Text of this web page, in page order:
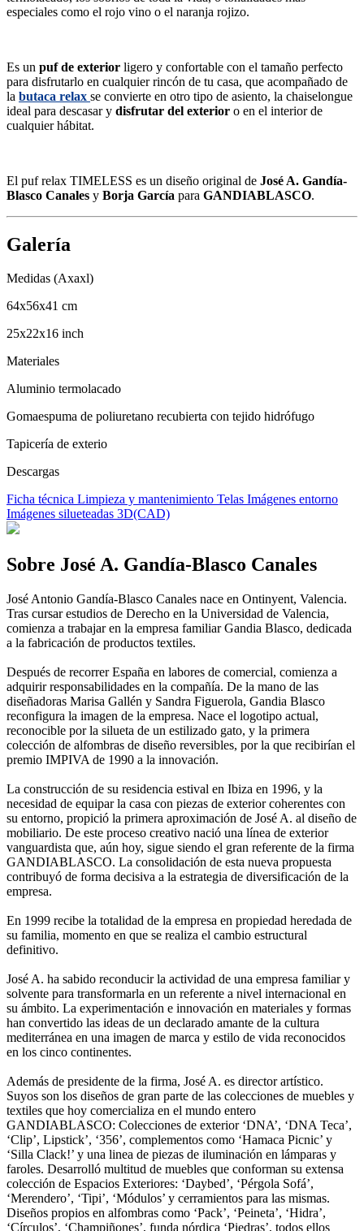
especiales como el rojo vino o el naranja rojizo.
Es un puf de exterior ligero y confortable con el tamaño perfecto
para disfrutarlo en cualquier rincón de tu casa, que acompañado de
la butaca relax se convierte en otro tipo de asiento, la chaiselongue
ideal para descasar y disfrutar del exterior o en el interior de
cualquier hábitat.
El puf relax TIMELESS es un diseño original de José A. Gandía-
Blasco Canales y Borja García para GANDIABLASCO.
Galería
Medidas (Axaxl)
64x56x41 cm
25x22x16 inch
Materiales
Aluminio termolacado
Gomaespuma de poliuretano recubierta con tejido hidrófugo
Tapicería de exterio
Descargas
Ficha técnica Limpieza y mantenimiento Telas Imágenes entorno
Imágenes silueteadas 3D(CAD)
Sobre José A. Gandía-Blasco Canales
José Antonio Gandía-Blasco Canales nace en Ontinyent, Valencia.
Tras cursar estudios de Derecho en la Universidad de Valencia,
comienza a trabajar en la empresa familiar Gandia Blasco, dedicada
a la fabricación de productos textiles.
Después de recorrer España en labores de comercial, comienza a
adquirir responsabilidades en la compañía. De la mano de las
diseñadoras Marisa Gallén y Sandra Figuerola, Gandia Blasco
reconfigura la imagen de la empresa. Nace el logotipo actual,
reconocible por la silueta de un estilizado gato, y la primera
colección de alfombras de diseño reversibles, por la que recibirían el
premio IMPIVA de 1990 a la innovación.
La construcción de su residencia estival en Ibiza en 1996, y la
necesidad de equipar la casa con piezas de exterior coherentes con
su entorno, propició la primera aproximación de José A. al diseño de
mobiliario. De este proceso creativo nació una línea de exterior
vanguardista que, aún hoy, sigue siendo el gran referente de la firma
GANDIABLASCO. La consolidación de esta nueva propuesta
contribuyó de forma decisiva a la estrategia de diversificación de la
empresa.
En 1999 recibe la totalidad de la empresa en propiedad heredada de
su familia, momento en que se realiza el cambio estructural
definitivo.
José A. ha sabido reconducir la actividad de una empresa familiar y
solvente para transformarla en un referente a nivel internacional en
su ámbito. La experimentación e innovación en materiales y formas
han convertido las ideas de un declarado amante de la cultura
mediterránea en una imagen de marca y estilo de vida reconocidos
en los cinco continentes.
Además de presidente de la firma, José A. es director artístico.
Suyos son los diseños de gran parte de las colecciones de muebles y
textiles que hoy comercializa en el mundo entero
GANDIABLASCO: Colecciones de exterior ‘DNA’, ‘DNA Teca’,
‘Clip’, Lipstick’, ‘356’, complementos como ‘Hamaca Picnic’ y
‘Silla Clack!’ y una linea de piezas de iluminación en lámparas y
faroles. Desarrolló multitud de muebles que conforman su extensa
colección de Espacios Exteriores: ‘Daybed’, ‘Pérgola Sofá’,
‘Merendero’, ‘Tipi’, ‘Módulos’ y cerramientos para las mismas.
Diseños propios en alfombras como ‘Pack’, ‘Peineta’, ‘Hidra’,
‘Círculos’, ‘Champiñones’, funda nórdica ‘Piedras’, todos ellos